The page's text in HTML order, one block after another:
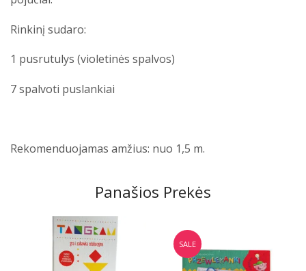
Rinkinį sudaro:
1 pusrutulys (violetinės spalvos)
7 spalvoti puslankiai
Rekomenduojamas amžius: nuo 1,5 m.
Panašios Prekės
SALE